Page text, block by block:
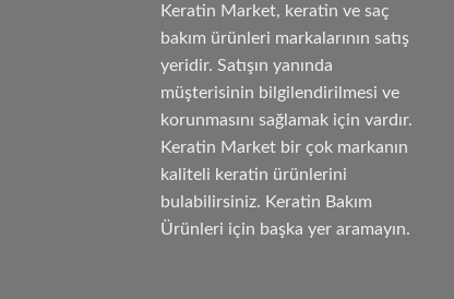
Keratin Market, keratin ve saç
bakım ürünleri markalarının satış
yeridir. Satışın yanında
müşterisinin bilgilendirilmesi ve
korunmasını sağlamak için vardır.
Keratin Market bir çok markanın
kaliteli keratin ürünlerini
bulabilirsiniz. Keratin Bakım
Ürünleri için başka yer aramayın.